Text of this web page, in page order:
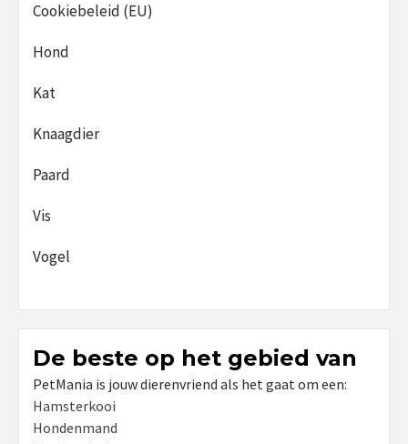
Cookiebeleid (EU)
Hond
Kat
Knaagdier
Paard
Vis
Vogel
De beste op het gebied van
PetMania is jouw dierenvriend als het gaat om een:
Hamsterkooi
Hondenmand